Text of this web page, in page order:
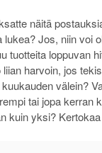
näitä
Jos, niin voi
tuotteita loppuvan
harvoin, jos
välein?
tai jopa kerran
kuin yksi?